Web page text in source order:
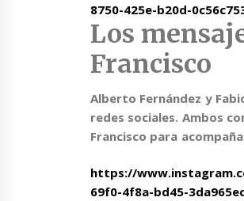
8750-425e-b20d-
Los
Francisco
Alberto Fernández y
redes sociales. Ambos
Francisco para
https://
69f0-4f8a-bd45-